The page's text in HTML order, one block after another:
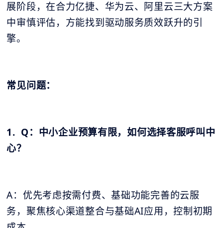
展阶段，在合力亿捷、华为云、阿里云三大方案
中审慎评估，方能找到驱动服务质效跃升的引
擎。
常见问题：
1. Q：中小企业预算有限，如何选择客服呼叫中
心？
A：优先考虑按需付费、基础功能完善的云服
务，聚焦核心渠道整合与基础AI应用，控制初期